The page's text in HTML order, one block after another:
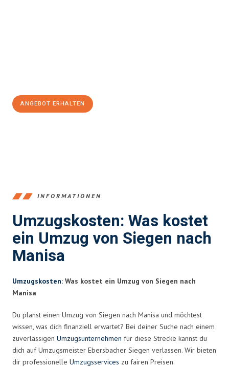
ANGEBOT ERHALTEN
INFORMATIONEN
Umzugskosten: Was kostet
ein Umzug von Siegen nach
Manisa
Umzugskosten: Was kostet ein Umzug von Siegen nach
Manisa
Du planst einen Umzug von Siegen nach Manisa und möchtest
wissen, was dich finanziell erwartet? Bei deiner Suche nach einem
zuverlässigen Umzugsunternehmen für diese Strecke kannst du
dich auf Umzugsmeister Ebersbacher Siegen verlassen. Wir bieten
dir professionelle Umzugsservices zu fairen Preisen.